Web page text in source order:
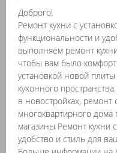
Доброго!
Ремонт кухни с
функциональности и
выполняем ремонт
чтобы вам было
установкой новой
кухонного
в новостройках,
многоквартирного
магазины Ремонт кухни
удобство и стиль для